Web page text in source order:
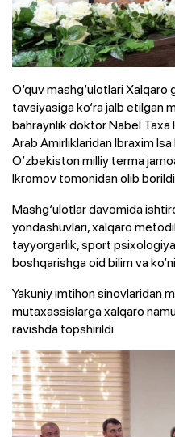
O‘quv mashg‘ulotlari
tavsiyasiga ko‘ra jalb etilgan
bahraynlik doktor Nabel
Arab Amirliklaridan Ibraxim
O‘zbekiston milliy terma
Ikromov tomonidan olib
Mashg‘ulotlar davomida
yondashuvlari, xalqaro
tayyorgarlik, sport
boshqarishga oid bilim va
Yakuniy imtihon sinovlaridan
mutaxassislarga xalqaro
ravishda topshirildi.